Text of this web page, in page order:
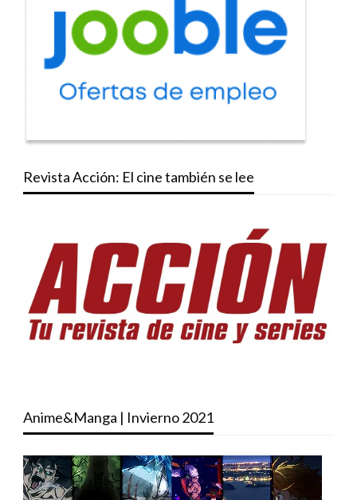
Revista Acción: El cine también se lee
Anime&Manga | Invierno 2021